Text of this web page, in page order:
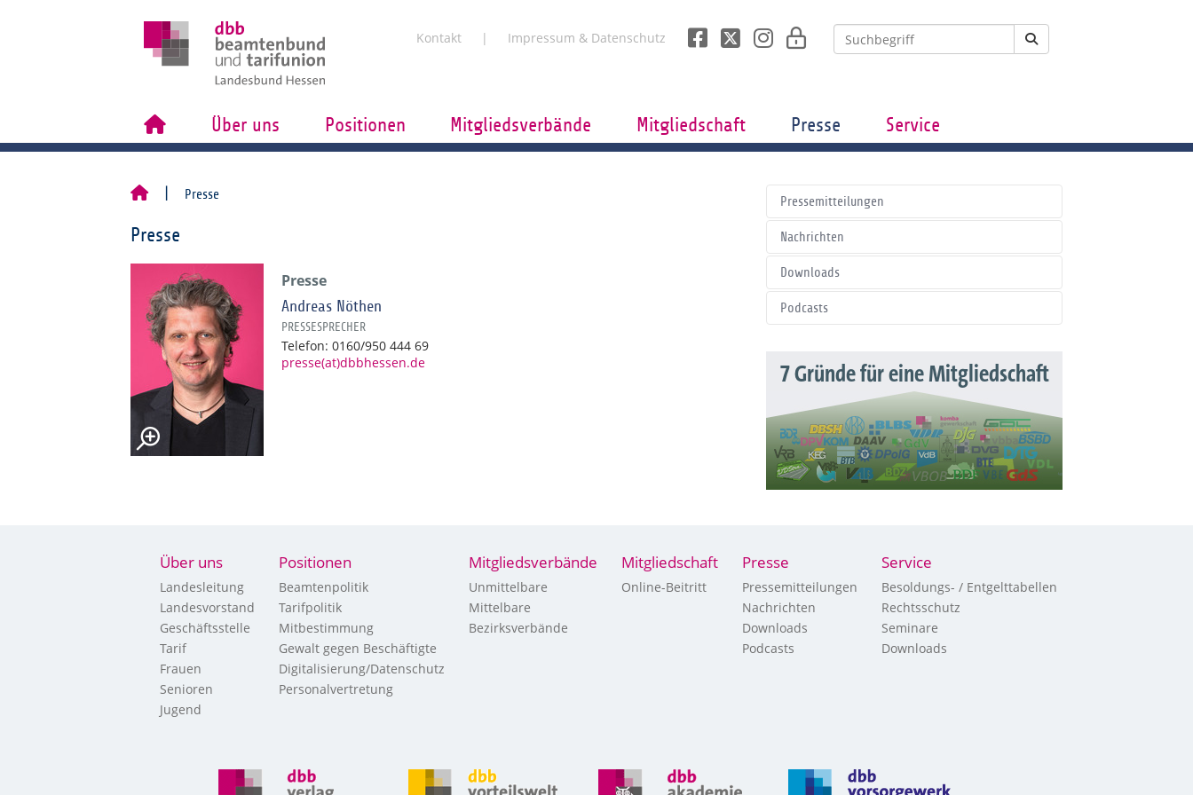
Kontakt Impressum & Datenschutz
Über uns Positionen Mitgliedsverbände Mitgliedschaft Presse Service
Presse
Presse
Presse
Andreas Nöthen
PRESSESPRECHER
Telefon: 0160/950 444 69
presse(at)dbbhessen.de
Pressemitteilungen
Nachrichten
Downloads
Podcasts
7 Gründe für eine Mitgliedschaft
Über uns
Landesleitung
Landesvorstand
Geschäftsstelle
Tarif
Frauen
Senioren
Jugend
Positionen
Beamtenpolitik
Tarifpolitik
Mitbestimmung
Gewalt gegen Beschäftigte
Digitalisierung/Datenschutz
Personalvertretung
Mitgliedsverbände
Unmittelbare
Mittelbare
Bezirksverbände
Mitgliedschaft
Online-Beitritt
Presse
Pressemitteilungen
Nachrichten
Downloads
Podcasts
Service
Besoldungs- / Entgelttabellen
Rechtsschutz
Seminare
Downloads